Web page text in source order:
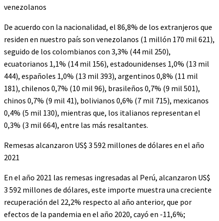
venezolanos
De acuerdo con la nacionalidad, el 86,8% de los extranjeros que
residen en nuestro país son venezolanos (1 millón 170 mil 621),
seguido de los colombianos con 3,3% (44 mil 250),
ecuatorianos 1,1% (14 mil 156), estadounidenses 1,0% (13 mil
444), españoles 1,0% (13 mil 393), argentinos 0,8% (11 mil
181), chilenos 0,7% (10 mil 96), brasileños 0,7% (9 mil 501),
chinos 0,7% (9 mil 41), bolivianos 0,6% (7 mil 715), mexicanos
0,4% (5 mil 130), mientras que, los italianos representan el
0,3% (3 mil 664), entre las más resaltantes.
Remesas alcanzaron US$ 3 592 millones de dólares en el año
2021
En el año 2021 las remesas ingresadas al Perú, alcanzaron US$
3 592 millones de dólares, este importe muestra una creciente
recuperación del 22,2% respecto al año anterior, que por
efectos de la pandemia en el año 2020, cayó en -11,6%;